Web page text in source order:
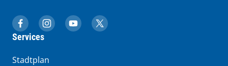
muenchen.de auf Facebook
muenchen.de auf Instagram
muenchen.de auf YouTube
muenchen.de auf X
Services
Stadtplan